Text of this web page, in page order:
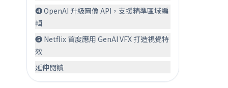
❹ OpenAI 升級圖像 API，支援精準區域編
輯
❺ Netflix 首度應用 GenAI VFX 打造視覺特
效󠀠
延伸閱讀